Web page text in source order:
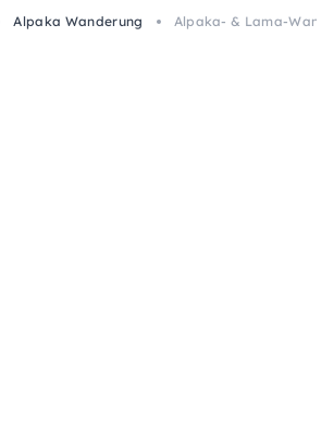
Alpaka Wanderung Alpaka- & Lama-